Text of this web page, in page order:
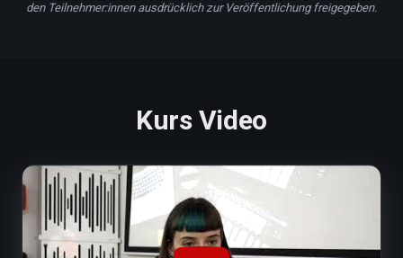
den Teilnehmer:innen ausdrücklich zur Veröffentlichung freigegeben.
Kurs Video